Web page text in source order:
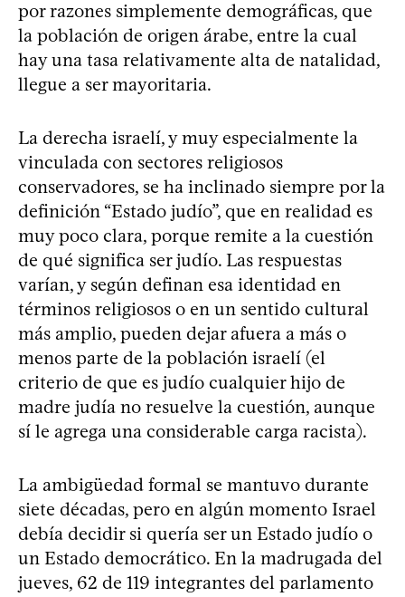
por razones simplemente demográficas, que
la población de origen árabe, entre la cual
hay una tasa relativamente alta de natalidad,
llegue a ser mayoritaria.
La derecha israelí, y muy especialmente la
vinculada con sectores religiosos
conservadores, se ha inclinado siempre por la
definición “Estado judío”, que en realidad es
muy poco clara, porque remite a la cuestión
de qué significa ser judío. Las respuestas
varían, y según definan esa identidad en
términos religiosos o en un sentido cultural
más amplio, pueden dejar afuera a más o
menos parte de la población israelí (el
criterio de que es judío cualquier hijo de
madre judía no resuelve la cuestión, aunque
sí le agrega una considerable carga racista).
La ambigüedad formal se mantuvo durante
siete décadas, pero en algún momento Israel
debía decidir si quería ser un Estado judío o
un Estado democrático. En la madrugada del
jueves, 62 de 119 integrantes del parlamento